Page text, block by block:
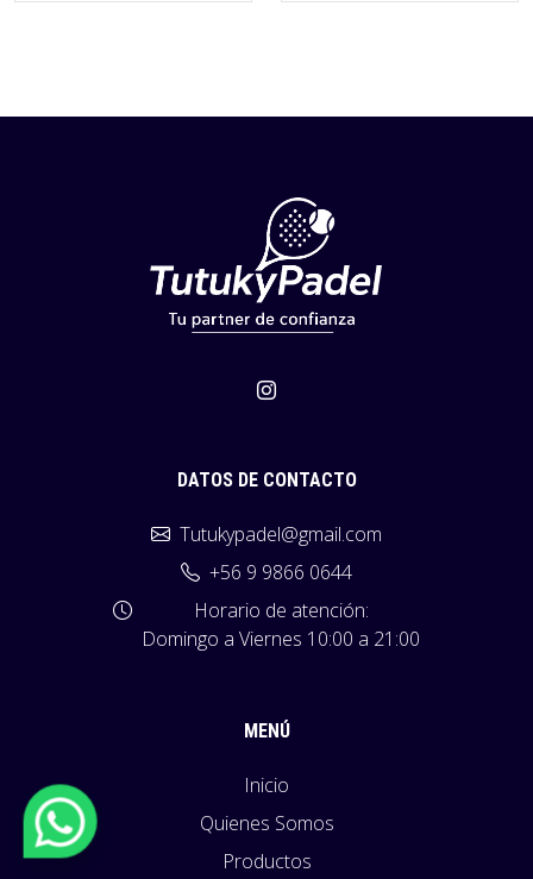
DATOS DE CONTACTO
Tutukypadel@gmail.com
+56 9 9866 0644
Horario de atención:
Domingo a Viernes 10:00 a 21:00
MENÚ
Inicio
Quienes Somos
Productos